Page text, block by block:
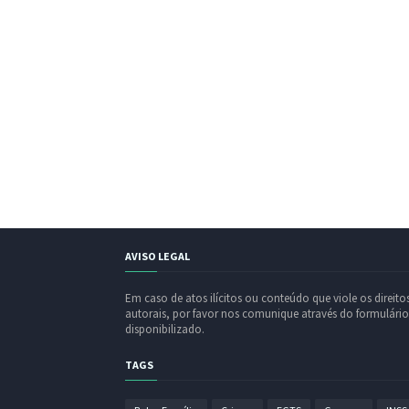
AVISO LEGAL
Em caso de atos ilícitos ou conteúdo que viole os
autorais, por favor nos comunique através do formulário
disponibilizado.
TAGS